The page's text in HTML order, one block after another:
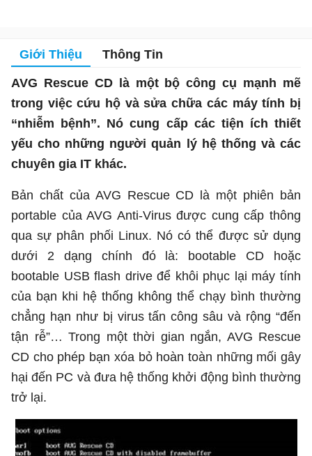
Giới Thiệu Thông Tin
AVG Rescue CD là một bộ công cụ mạnh mẽ
trong việc cứu hộ và sửa chữa các máy tính bị
“nhiễm bệnh”. Nó cung cấp các tiện ích thiết
yếu cho những người quản lý hệ thống và các
chuyên gia IT khác.
Bản chất của AVG Rescue CD là một phiên bản
portable của AVG Anti-Virus được cung cấp thông
qua sự phân phối Linux. Nó có thể được sử dụng
dưới 2 dạng chính đó là: bootable CD hoặc
bootable USB flash drive để khôi phục lại máy tính
của bạn khi hệ thống không thể chạy bình thường
chẳng hạn như bị virus tấn công sâu và rộng “đến
tận rễ”… Trong một thời gian ngắn, AVG Rescue
CD cho phép bạn xóa bỏ hoàn toàn những mối gây
hại đến PC và đưa hệ thống khởi động bình thường
trở lại.